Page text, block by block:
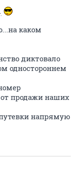
каком
диктовало
одностороннем
продажи наших
напрямую